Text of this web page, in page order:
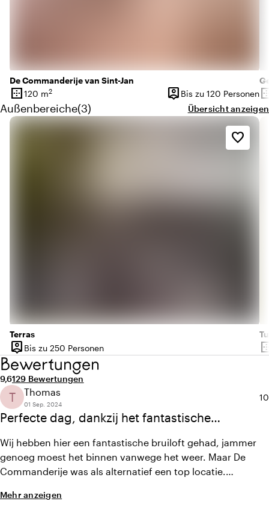
De Commanderije van Sint-Jan
border_outer
Oberfläche
120 m2 person_pin
Kapazität
Bis zu 120 Personen
Außenbereiche
Menge außenbereiche: 3
(3) Übersicht anzeigen
Terras
person_pin
Kapazität
Bis zu 250 Personen
favorite_border
Bewertungen
Durchschnittliche Bewertung von 9,6 von 10
9,6Anzahl der Bewertungen: 129
129 Bewertungen
Perfecte dag, dankzij het fantastische
T Thomas
01 Sep. 2024
10
Wij hebben hier een fantastische bruiloft gehad, jammer
genoeg moest het binnen vanwege het weer. Maar De
Commanderije was als alternatief een top locatie.
meer. Ieder moment dat je drinken bijna op was kwamen
Mehr anzeigen